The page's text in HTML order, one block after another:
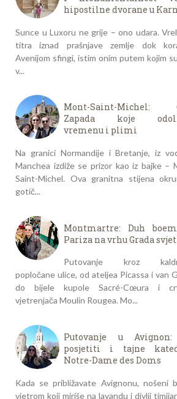
hipostilne dvorane u
Sunce u Luxoru ne grije – ono udara.
titra iznad prašnjave zemlje dok
Avenijom sfingi, istim onim putem kojim
v...
Mont-Saint-Michel:
Zapada koje
vremenu i plimi
Na granici Normandije i Bretanje, iz
Manchea izdiže se prizor kao iz bajke –
Saint-Michel. Ova granitna stijena
gotič...
Montmartre: Duh
Pariza na vrhu Grada
Putovanje kroz
popločane ulice, od ateljea Picassa i van
do bijele kupole Sacré-Cœura i
vjetrenjača Moulin Rougea. Mo...
Putovanje u
posjetiti i tajne
Notre-Dame des Doms
Kada se približavate Avignonu, nošeni
vjetrom koji miriše na lavandu i divlji